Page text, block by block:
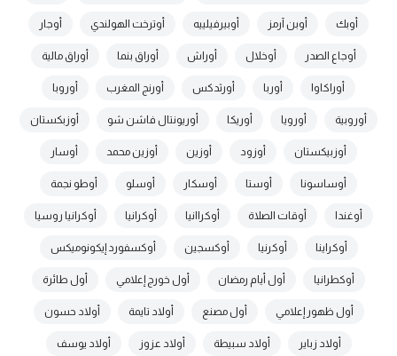
أوبك أوبن آرمز أوبيرفيلييه أوترخت الهولندي أوجار
أوجاع الصدر أوخلال أوراش أوراق بنما أوراق مالية
أوراكاوا أوربا أورثدكس أورنج المغرب أوروبا
أوروبية أورويا أوريكا أوريونتال فاشن شو أوزبكستان
أوزبيكستان أوزود أوزين أوزين محمد أوسار
أوساسونا أوستا أوسكار أوسلو أوطو نجمة
أوغندا أوقات الصلاة أوكراانيا أوكرانيا أوكرانيا روسيا
أوكراينا أوكرنيا أوكسجين أوكسفورد إيكونوميكس
أوكطرانيا أول أيام رمضان أول خورج إعلامي أول طائرة
أول ظهور إعلامي أول مصنع أولاد تايمة أولاد حسون
أولاد زباير أولاد سبيطة أولاد عزوز أولاد يوسف